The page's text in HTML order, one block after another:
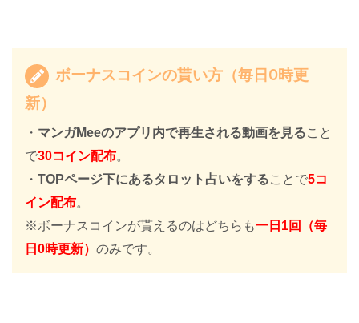
ボーナスコインの貰い方（毎日0時更
新）
・ マンガMeeのアプリ内で再生される動画を見ること
で30コイン配布。
・ TOPページ下にあるタロット占いをすることで5コ
イン配布。
※ボーナスコインが貰えるのはどちらも一日1回（毎
日0時更新） のみです。